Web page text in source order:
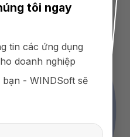
tôi ngay
tin các ứng dụng
doanh nghiệp
- WINDSoft sẽ